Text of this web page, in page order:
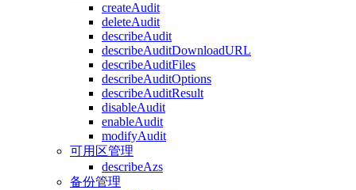
createAudit
deleteAudit
describeAudit
describeAuditDownloadURL
describeAuditFiles
describeAuditOptions
describeAuditResult
disableAudit
enableAudit
modifyAudit
可用区管理
describeAzs
备份管理